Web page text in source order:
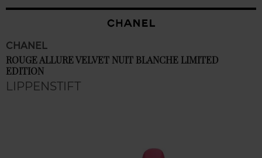
CHANEL
ROUGE ALLURE VELVET NUIT BLANCHE LIMITED
EDITION
LIPPENSTIFT